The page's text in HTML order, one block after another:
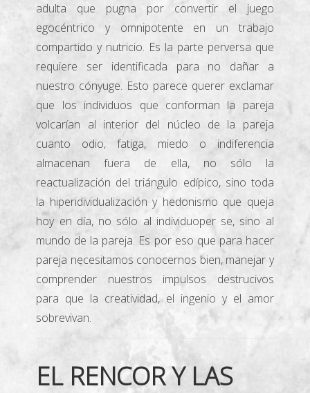
adulta que pugna por convertir el juego
egocéntrico y omnipotente en un trabajo
compartido y nutricio. Es la parte perversa que
requiere ser identificada para no dañar a
nuestro cónyuge. Esto parece querer exclamar
que los individuos que conforman la pareja
volcarían al interior del núcleo de la pareja
cuanto odio, fatiga, miedo o indiferencia
almacenan fuera de ella, no sólo la
reactualización del triángulo edípico, sino toda
la hiperidividualización y hedonismo que queja
hoy en día, no sólo al individuoper se, sino al
mundo de la pareja. Es por eso que para hacer
pareja necesitamos conocernos bien, manejar y
comprender nuestros impulsos destrucivos
para que la creatividad, el ingenio y el amor
sobrevivan.
EL RENCOR Y LAS